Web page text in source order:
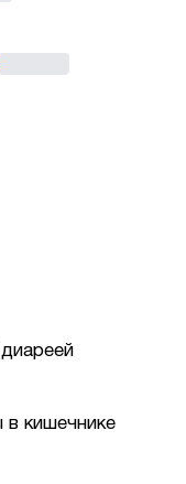
кишечнике